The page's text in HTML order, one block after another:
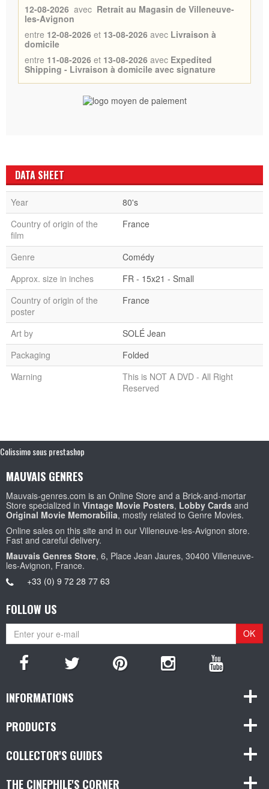
12-08-2026 avec Retrait au Magasin de Villeneuve-
les-Avignon
entre 12-08-2026 et 13-08-2026 avec Livraison à
domicile
entre 11-08-2026 et 13-08-2026 avec Expedited
Shipping - Livraison à domicile avec signature
DATA SHEET
Year
80's
Country of origin of the
film
France
Genre
Comédy
Approx. size in inches
FR - 15x21 - Small
Country of origin of the
poster
France
Art by
SOLÉ Jean
Packaging
Folded
Warning
This is NOT A DVD - All Right
Reserved
Colissimo sous prestashop
MAUVAIS GENRES
Mauvais-genres.com is an Online Store and a Brick-and-mortar
Store specialized in Vintage Movie Posters, Lobby Cards and
Original Movie Memorabilia, mostly related to Genre Movies.
Online sales on this site and in our Villeneuve-les-Avignon store.
Fast and careful delivery.
Mauvais Genres Store, 6, Place Jean Jaures, 30400 Villeneuve-
les-Avignon, France.
+33 (0) 9 72 28 77 63
FOLLOW US
OK
INFORMATIONS
PRODUCTS
COLLECTOR'S GUIDES
THE CINEPHILE'S CORNER